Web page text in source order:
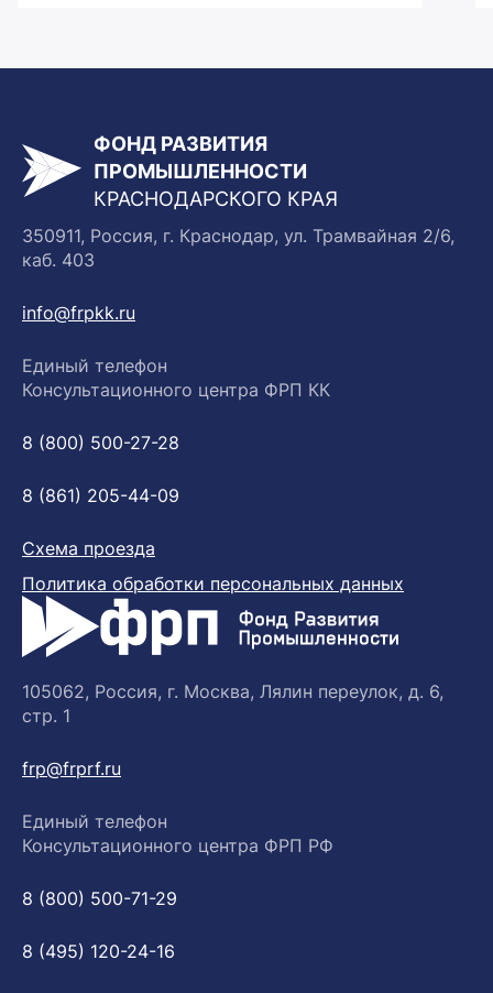
ФОНД РАЗВИТИЯ
ПРОМЫШЛЕННОСТИ
КРАСНОДАРСКОГО КРАЯ
350911, Россия, г. Краснодар, ул. Трамвайная 2/6,
каб. 403
info@frpkk.ru
Единый телефон
Консультационного центра ФРП КК
8 (800) 500-27-28
8 (861) 205-44-09
Схема проезда
Политика обработки персональных данных
105062, Россия, г. Москва, Лялин переулок, д. 6,
стр. 1
frp@frprf.ru
Единый телефон
Консультационного центра ФРП РФ
8 (800) 500-71-29
8 (495) 120-24-16